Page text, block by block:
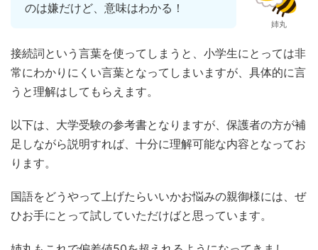
のは嫌だけど、意味はわかる！
姉丸
接続詞という言葉を使ってしまうと、小学生にとっては非
常にわかりにくい言葉となってしまいますが、具体的に言
うと理解はしてもらえます。
以下は、大学受験の参考書となりますが、保護者の方が補
足しながら説明すれば、十分に理解可能な内容となってお
ります。
国語をどうやって上げたらいいかお悩みの親御様には、ぜ
ひお手にとって試していただけばと思っています。